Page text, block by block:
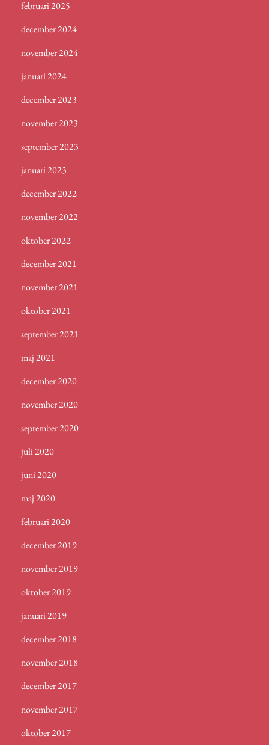
februari 2025
december 2024
november 2024
januari 2024
december 2023
november 2023
september 2023
januari 2023
december 2022
november 2022
oktober 2022
december 2021
november 2021
oktober 2021
september 2021
maj 2021
december 2020
november 2020
september 2020
juli 2020
juni 2020
maj 2020
februari 2020
december 2019
november 2019
oktober 2019
januari 2019
december 2018
november 2018
december 2017
november 2017
oktober 2017